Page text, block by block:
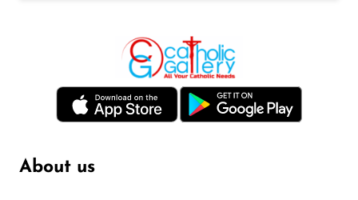
About us